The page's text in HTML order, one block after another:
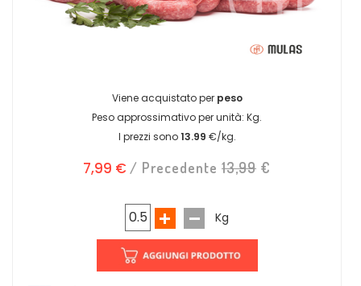
Viene acquistato per peso
Peso approssimativo per unità:Kg.
I prezzi sono13.99 €/kg.
7,99 €/ Precedente13,99 €
Kg